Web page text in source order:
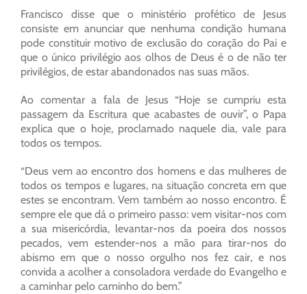
Francisco disse que o ministério profético de Jesus
consiste em anunciar que nenhuma condição humana
pode constituir motivo de exclusão do coração do Pai e
que o único privilégio aos olhos de Deus é o de não ter
privilégios, de estar abandonados nas suas mãos.
Ao comentar a fala de Jesus “Hoje se cumpriu esta
passagem da Escritura que acabastes de ouvir”, o Papa
explica que o hoje, proclamado naquele dia, vale para
todos os tempos.
“Deus vem ao encontro dos homens e das mulheres de
todos os tempos e lugares, na situação concreta em que
estes se encontram. Vem também ao nosso encontro. É
sempre ele que dá o primeiro passo: vem visitar-nos com
a sua misericórdia, levantar-nos da poeira dos nossos
pecados, vem estender-nos a mão para tirar-nos do
abismo em que o nosso orgulho nos fez cair, e nos
convida a acolher a consoladora verdade do Evangelho e
a caminhar pelo caminho do bem.”